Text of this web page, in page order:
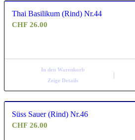
Thai Basilikum (Rind) Nr.44
CHF 26.00
In den Warenkorb
Zeige Details
Süss Sauer (Rind) Nr.46
CHF 26.00